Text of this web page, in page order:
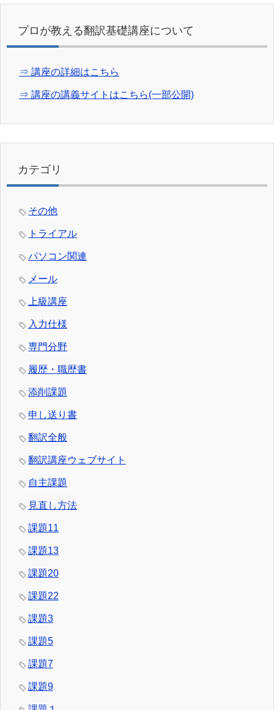
プロが教える翻訳基礎講座について
⇒ 講座の詳細はこちら
⇒ 講座の講義サイトはこちら(一部公開)
カテゴリ
その他
トライアル
パソコン関連
メール
上級講座
入力仕様
専門分野
履歴・職歴書
添削課題
申し送り書
翻訳全般
翻訳講座ウェブサイト
自主課題
見直し方法
課題11
課題13
課題20
課題22
課題3
課題5
課題7
課題9